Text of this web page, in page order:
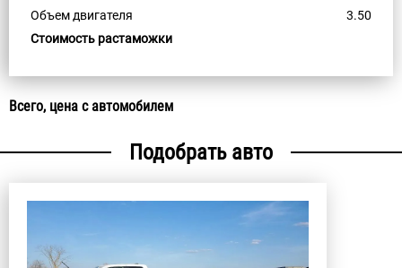
Объем двигателя
3.50
Стоимость растаможки
Всего, цена с автомобилем
Подобрать авто